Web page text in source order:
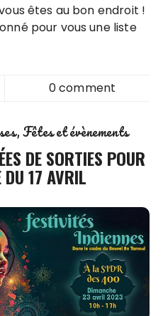
êtes au bon endroit !
pour vous une liste
0 comment
Fêtes et évènements
DE SORTIES POUR
17 AVRIL